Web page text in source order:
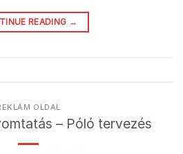
READING →
OLDAL
– Póló tervezés